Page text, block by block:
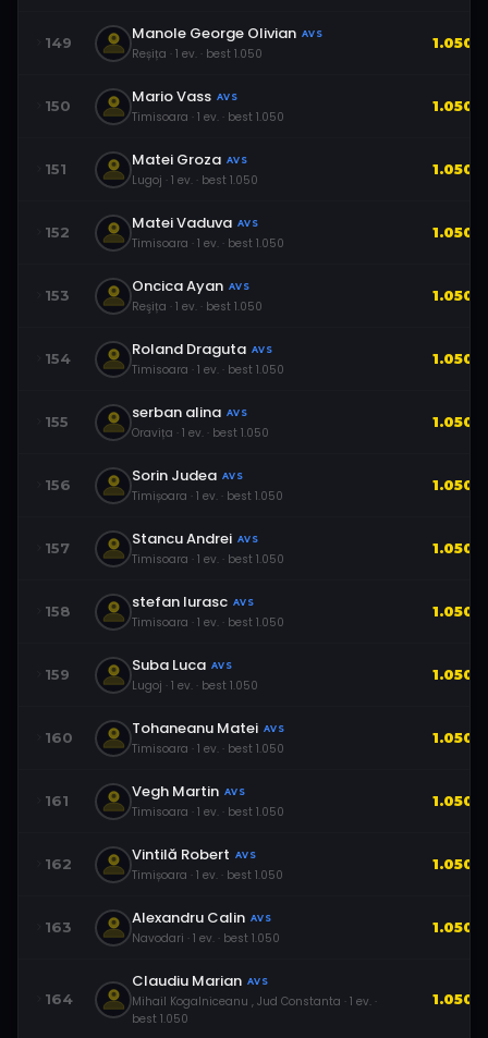
149 Manole George Olivian AVS
Reșița · 1 ev. · best 1.050
1.050
150 Mario Vass AVS
Timisoara · 1 ev. · best 1.050
1.050
151 Matei Groza AVS
Lugoj · 1 ev. · best 1.050
1.050
152 Matei Vaduva AVS
Timisoara · 1 ev. · best 1.050
1.050
153 Oncica Ayan AVS
Reşița · 1 ev. · best 1.050
1.050
154 Roland Draguta AVS
Timisoara · 1 ev. · best 1.050
1.050
155 serban alina AVS
Oravița · 1 ev. · best 1.050
1.050
156 Sorin Judea AVS
Timișoara · 1 ev. · best 1.050
1.050
157 Stancu Andrei AVS
Timisoara · 1 ev. · best 1.050
1.050
158 stefan Iurasc AVS
Timisoara · 1 ev. · best 1.050
1.050
159 Suba Luca AVS
Lugoj · 1 ev. · best 1.050
1.050
160 Tohaneanu Matei AVS
Timisoara · 1 ev. · best 1.050
1.050
161 Vegh Martin AVS
Timisoara · 1 ev. · best 1.050
1.050
162 Vintilă Robert AVS
Timișoara · 1 ev. · best 1.050
1.050
163 Alexandru Calin AVS
Navodari · 1 ev. · best 1.050
1.050
164
Claudiu Marian AVS
Mihail Kogalniceanu , Jud Constanta · 1 ev. ·
best 1.050
1.050